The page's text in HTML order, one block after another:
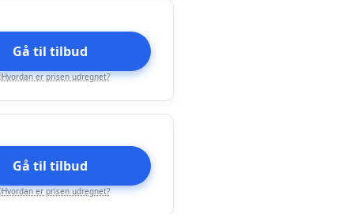
Gå til tilbud
Hvordan er prisen udregnet?
Gå til tilbud
Hvordan er prisen udregnet?